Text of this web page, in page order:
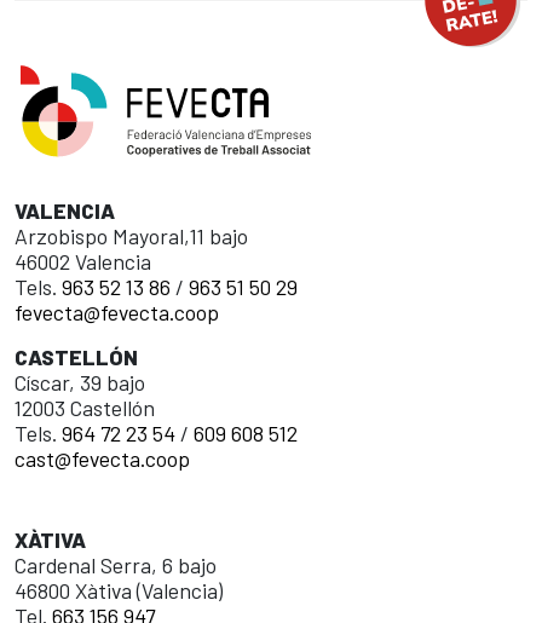
VALENCIA
Arzobispo Mayoral,11 bajo
46002 Valencia
Tels. 963 52 13 86 / 963 51 50 29
fevecta@fevecta.coop
CASTELLÓN
Císcar, 39 bajo
12003 Castellón
Tels. 964 72 23 54 / 609 608 512
cast@fevecta.coop
XÀTIVA
Cardenal Serra, 6 bajo
46800 Xàtiva (Valencia)
Tel. 663 156 947